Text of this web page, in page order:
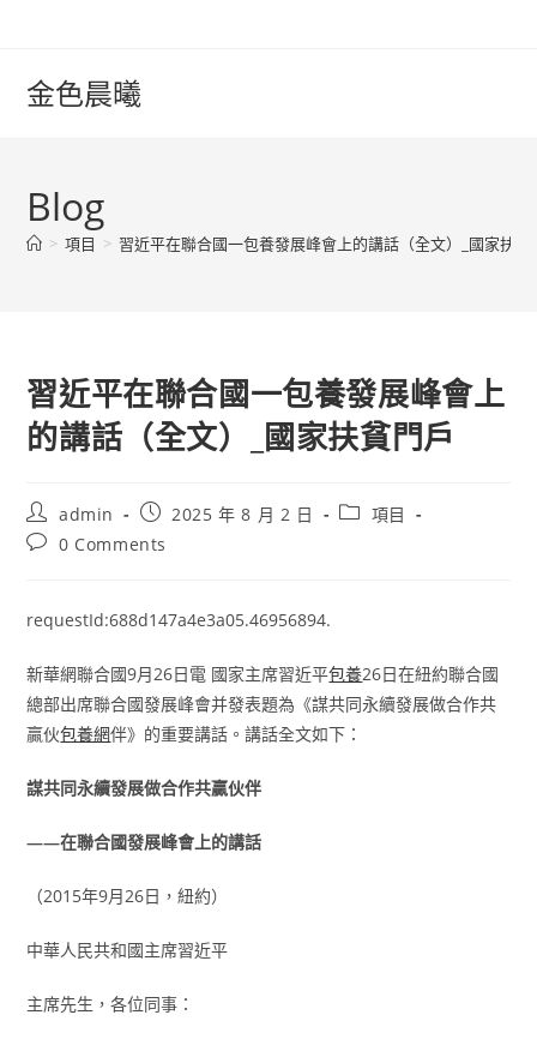
content金色晨曦
Blog
> 項目 > 習近平在聯合國一包養發展峰會上的講話（全文）_國家扶貧
習近平在聯合國一包養發展峰會上
的講話（全文）_國家扶貧門戶
Post
author:
admin
Post
published:
2025 年 8 月 2 日
Post項目
Post0 Comments
requestId:688d147a4e3a05.46956894.
新華網聯合國9月26日電 國家主席習近平包養26日在紐約聯合國
總部出席聯合國發展峰會并發表題為《謀共同永續發展做合作共
贏伙包養網伴》的重要講話。講話全文如下：
謀共同永續發展做合作共贏伙伴
——在聯合國發展峰會上的講話
（2015年9月26日，紐約）
中華人民共和國主席習近平
主席先生，各位同事：